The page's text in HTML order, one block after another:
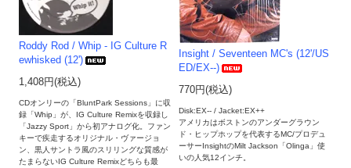
Roddy Rod / Whip - IG Culture R
ewhisked (12')
1,408円(税込)
CDオンリーの「BluntPark Sessions」に収
録「Whip」が、IG Culture Remixを収録し
「Jazzy Sport」から初アナログ化。ファン
キーで疾走するオリジナル・ヴァージョ
ン、黒人サントラ風のスリリングな質感が
たまらないIG Culture Remixどちらも最
Insight / Seventeen MC's (12'/US
ED/EX--)
770円(税込)
Disk:EX-- / Jacket:EX++
アメリカはボストンのアンダーグラウン
ド・ヒップホップを代表するMC/プロデュ
ーサーInsightのMilt Jackson「Olinga」使
いの人気12インチ。